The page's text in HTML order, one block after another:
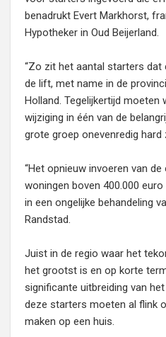
benadrukt Evert Markhorst,
Hypotheker in Oud Beijerland.
“Zo zit het aantal starters dat
de lift, met name in de
Holland. Tegelijkertijd
wijziging in één van de
grote groep onevenredig hard
“Het opnieuw invoeren van
woningen boven 400.000
in een ongelijke behandeling
Randstad.
Juist in de regio waar het
het grootst is en op korte
significante uitbreiding van
deze starters moeten al flink
maken op een huis.